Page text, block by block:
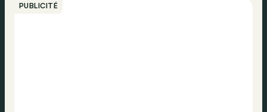
PUBLICITÉ